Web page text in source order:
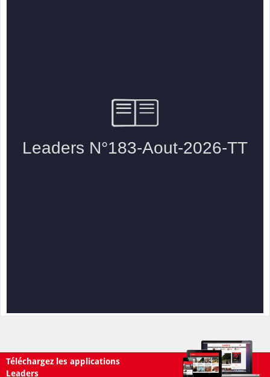
Téléchargez les applications
Leaders